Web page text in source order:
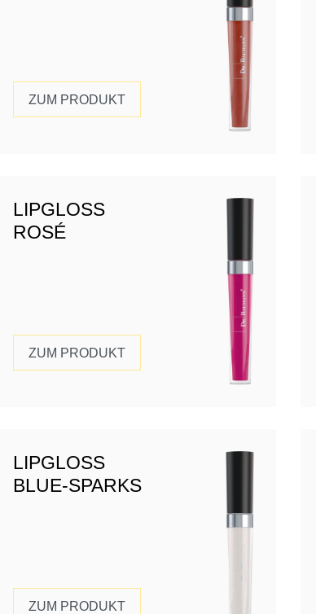
ZUM PRODUKT
LIPGLOSS
ROSÉ
ZUM PRODUKT
LIPGLOSS
BLUE-SPARKS
ZUM PRODUKT